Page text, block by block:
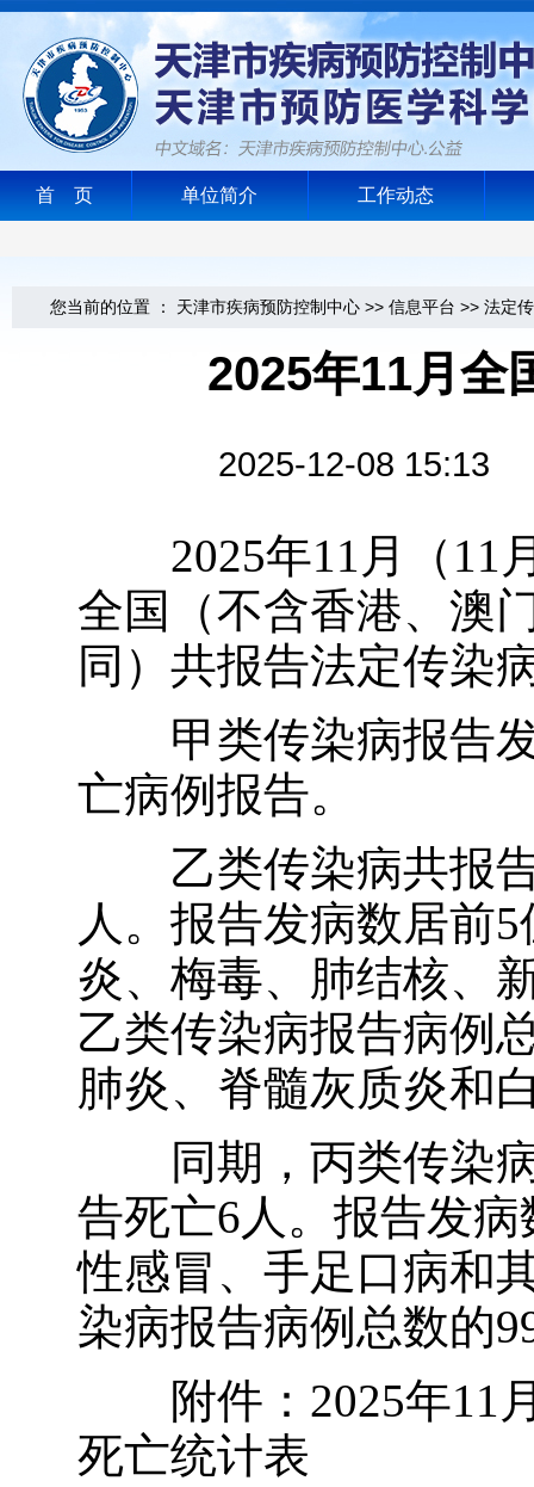
首 页 单位简介 工作动态
您当前的位置 ： 天津市疾病预防控制中心 >> 信息平台 >> 法定
2025年11月全
2025-12-08 15:13
2025年11月（11
全国（不含香港、澳
同）共报告法定传染
甲类传染病报告
亡病例报告。
乙类传染病共报
人。报告发病数居前
炎、梅毒、肺结核、
乙类传染病报告病例
肺炎、脊髓灰质炎和
同期，丙类传染
告死亡6人。报告发
性感冒、手足口病和
染病报告病例总数的
附件：2025年11
死亡统计表